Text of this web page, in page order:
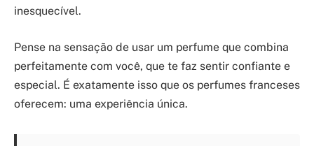
inesquecível.
Pense na sensação de usar um perfume que combina
perfeitamente com você, que te faz sentir confiante e
especial. É exatamente isso que os perfumes franceses
oferecem: uma experiência única.